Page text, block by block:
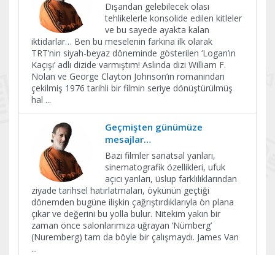
Dışarıdan gelebilecek olası
tehlikelerle konsolide edilen kitleler
ve bu sayede ayakta kalan
iktidarlar… Ben bu meselenin farkına ilk olarak
TRT’nin siyah-beyaz döneminde gösterilen ‘Logan’ın
Kaçışı’ adlı dizide varmıştım! Aslında dizi William F.
Nolan ve George Clayton Johnson’ın romanından
çekilmiş 1976 tarihli bir filmin seriye dönüştürülmüş
hal ...
Geçmişten günümüze
mesajlar…
Bazı filmler sanatsal yanları,
sinematografik özellikleri, ufuk
açıcı yanları, üslup farklılıklarından
ziyade tarihsel hatırlatmaları, öykünün geçtiği
dönemden bugüne ilişkin çağrıştırdıklarıyla ön plana
çıkar ve değerini bu yolla bulur. Nitekim yakın bir
zaman önce salonlarımıza uğrayan ‘Nürnberg’
(Nuremberg) tam da böyle bir çalışmaydı. James Van
...